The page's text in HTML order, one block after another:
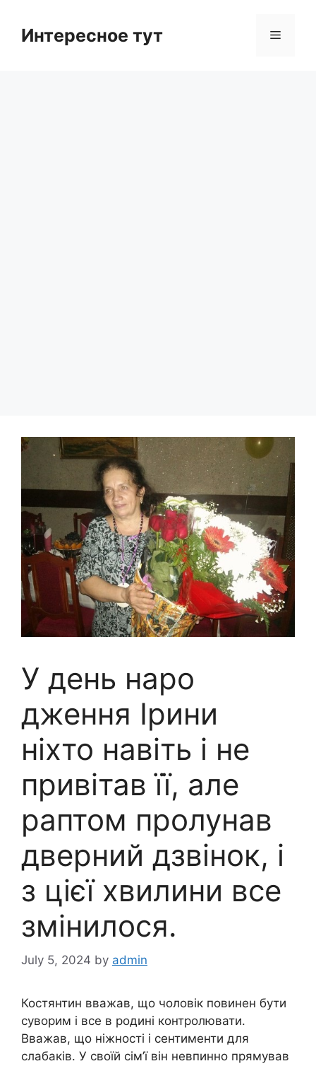
contentИнтересное тут Menu
У день наро
дження Ірини
ніхто навіть і не
привітав її, але
раптом пролунав
дверний дзвінок, і
з цієї хвилини все
змінилося.
July 5, 2024 by admin
Костянтин вважав, що чоловік повинен бути
суворим і все в родині контролювати.
Вважав, що ніжності і сентименти для
слабаків. У своїй сім’ї він невпинно прямував